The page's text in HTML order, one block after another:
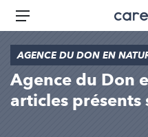
Aller
principal
Le
média
des
Menu
AGENCE DU DON EN
Agence du Don
articles présents